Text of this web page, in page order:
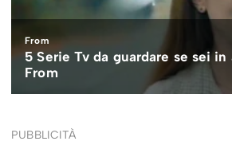
PUBBLICITÀ